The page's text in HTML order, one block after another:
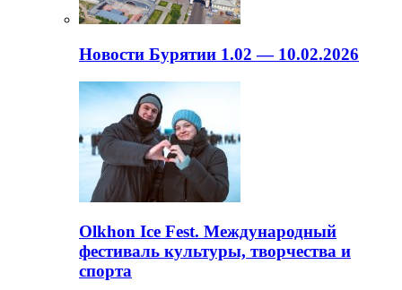
Новости Бурятии 1.02 — 10.02.2026
Olkhon Ice Fest. Международный
фестиваль культуры, творчества и
спорта